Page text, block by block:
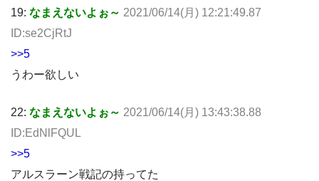
19: なまえないよぉ～ 2021/06/14(月) 12:21:49.87
ID:se2CjRtJ
>>5
うわー欲しい
22: なまえないよぉ～ 2021/06/14(月) 13:43:38.88
ID:EdNlFQUL
>>5
アルスラーン戦記の持ってた